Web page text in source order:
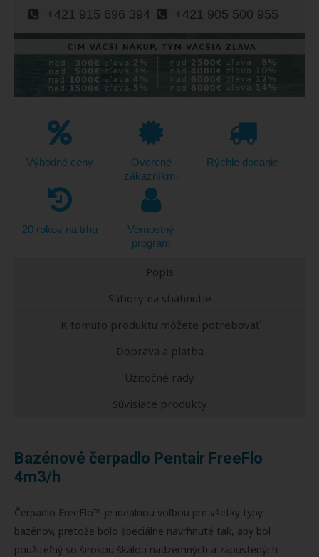
+421 915 696 394 +421 905 500 955
Výhodné ceny
Overené
zákazníkmi
Rýchle dodanie
20 rokov na trhu
Vernostný
program
Popis
Súbory na stiahnutie
K tomuto produktu môžete potrebovať
Doprava a platba
Užitočné rady
Súvisiace produkty
Bazénové čerpadlo Pentair FreeFlo
4m3/h
Čerpadlo FreeFlo™ je ideálnou voľbou pre všetky typy
bazénov, pretože bolo špeciálne navrhnuté tak, aby bol
použiteľný so širokou škálou nadzemných a zapustených